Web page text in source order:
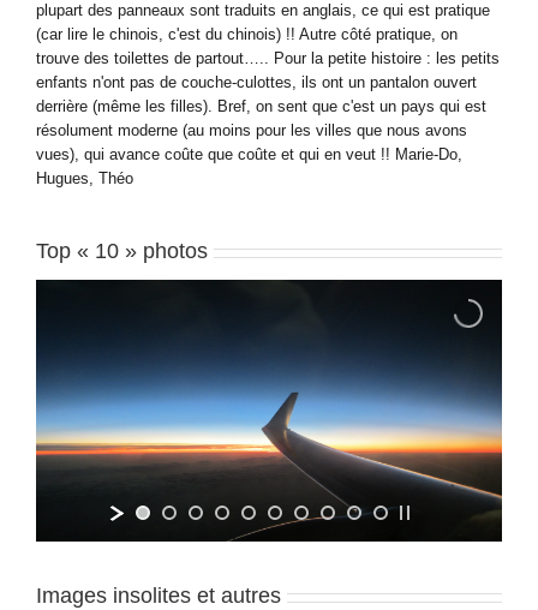
plupart des panneaux sont traduits en anglais, ce qui est pratique
(car lire le chinois, c'est du chinois) !! Autre côté pratique, on
trouve des toilettes de partout….. Pour la petite histoire : les petits
enfants n'ont pas de couche-culottes, ils ont un pantalon ouvert
derrière (même les filles). Bref, on sent que c'est un pays qui est
résolument moderne (au moins pour les villes que nous avons
vues), qui avance coûte que coûte et qui en veut !! Marie-Do,
Hugues, Théo
Top « 10 » photos
Images insolites et autres